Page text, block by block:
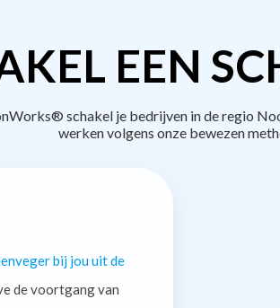
EEN
schakel je bedrijven in de regio
werken volgens onze bewezen
bij jou uit de
de voortgang van